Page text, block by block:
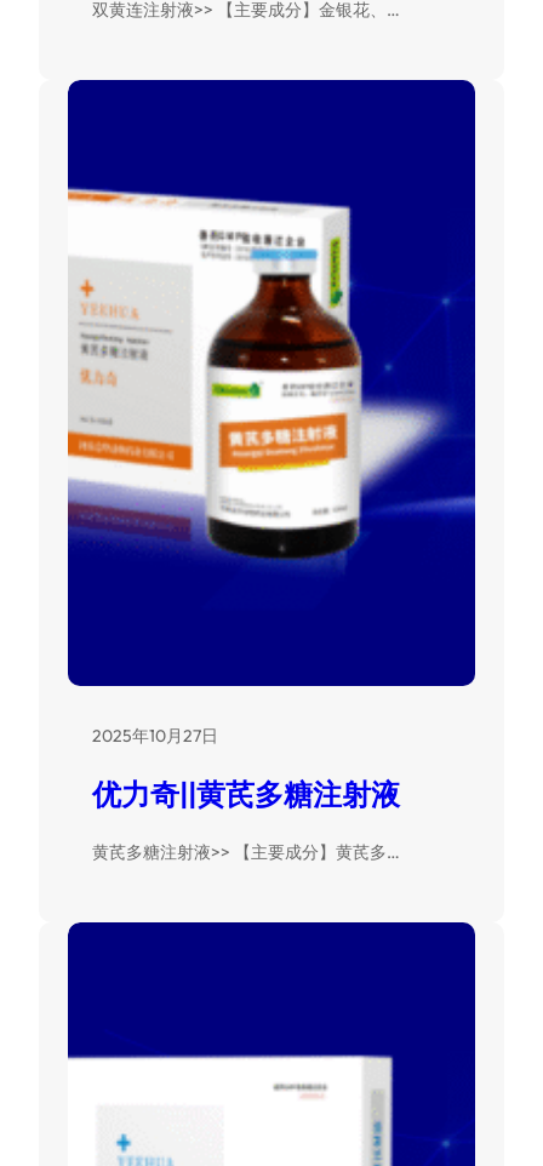
双黄连注射液>> 【主要成分】金银花、…
2025年10月27日
优力奇||黄芪多糖注射液
黄芪多糖注射液>> 【主要成分】黄芪多…